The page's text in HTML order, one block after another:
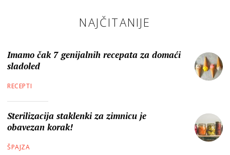
NAJČITANIJE
Imamo čak 7 genijalnih recepata za domaći
sladoled
RECEPTI
Sterilizacija staklenki za zimnicu je
obavezan korak!
ŠPAJZA